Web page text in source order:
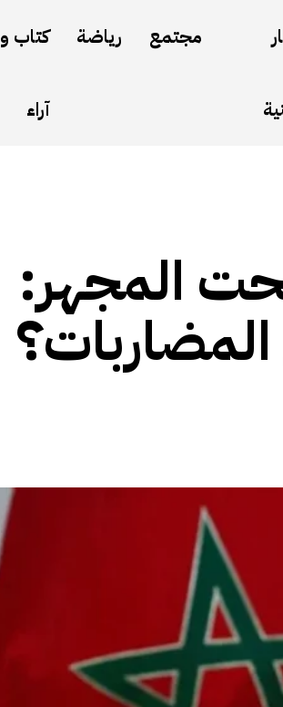
مجتمع رياضة كتاب و
آراء
المجهر: